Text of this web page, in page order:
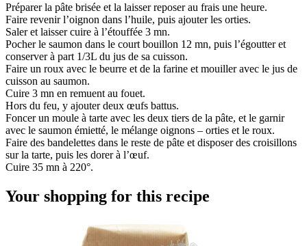
Préparer la pâte brisée et la laisser reposer au frais une heure.
Faire revenir l’oignon dans l’huile, puis ajouter les orties.
Saler et laisser cuire à l’étouffée 3 mn.
Pocher le saumon dans le court bouillon 12 mn, puis l’égoutter et
conserver à part 1/3L du jus de sa cuisson.
Faire un roux avec le beurre et de la farine et mouiller avec le jus de
cuisson au saumon.
Cuire 3 mn en remuent au fouet.
Hors du feu, y ajouter deux œufs battus.
Foncer un moule à tarte avec les deux tiers de la pâte, et le garnir
avec le saumon émietté, le mélange oignons – orties et le roux.
Faire des bandelettes dans le reste de pâte et disposer des croisillons
sur la tarte, puis les dorer à l’œuf.
Cuire 35 mn à 220°.
Your shopping for this recipe